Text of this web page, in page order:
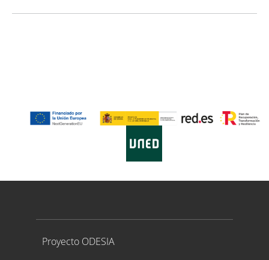
Proyecto ODESIA
Proyecto ODESIA